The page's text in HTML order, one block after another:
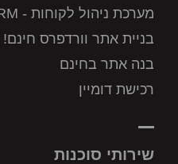
מערכת ניהול לקוחות - CRM
בניית אתר וורדפרס חינם!
בנה אתר בחינם
רכישת דומיין
שירותי סוכנות